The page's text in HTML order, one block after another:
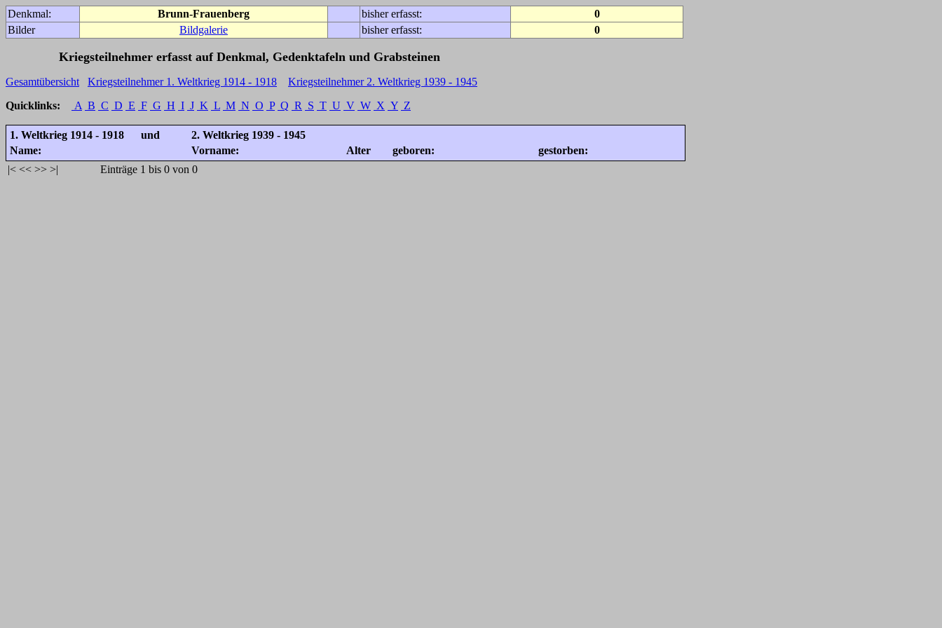
Denkmal: Brunn-Frauenberg bisher erfasst:
0
Bilder
Bildgalerie bisher erfasst: 0
Kriegsteilnehmer erfasst auf Denkmal, Gedenktafeln und Grabsteinen
Gesamtübersicht Kriegsteilnehmer 1. Weltkrieg 1914 - 1918
Kriegsteilnehmer 2. Weltkrieg 1939 - 1945
Quicklinks:
A B C D E F G H I J K L M N O P Q R S T U V W X Y Z
1. Weltkrieg 1914 - 1918 und
2. Weltkrieg 1939 - 1945
Name:
Vorname: Alter geboren:
gestorben:
|< << >> >| Einträge 1 bis 0 von 0